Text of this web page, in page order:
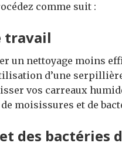
comme suit :
travail
un nettoyage moins
d’une
vos carreaux
moisissures et de
des bactéries